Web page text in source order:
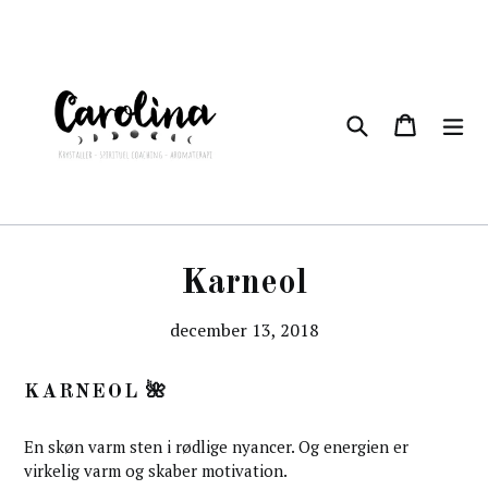
Søg kurv
kurv
Karneol
december 13, 2018
KARNEOL 🌺
En skøn varm sten i rødlige nyancer. Og energien er
virkelig varm og skaber motivation.